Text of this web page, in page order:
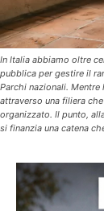
In Italia abbiamo oltre
pubblica per gestire il
Parchi nazionali.
attraverso una filiera
organizzato. Il punto,
si finanzia una catena